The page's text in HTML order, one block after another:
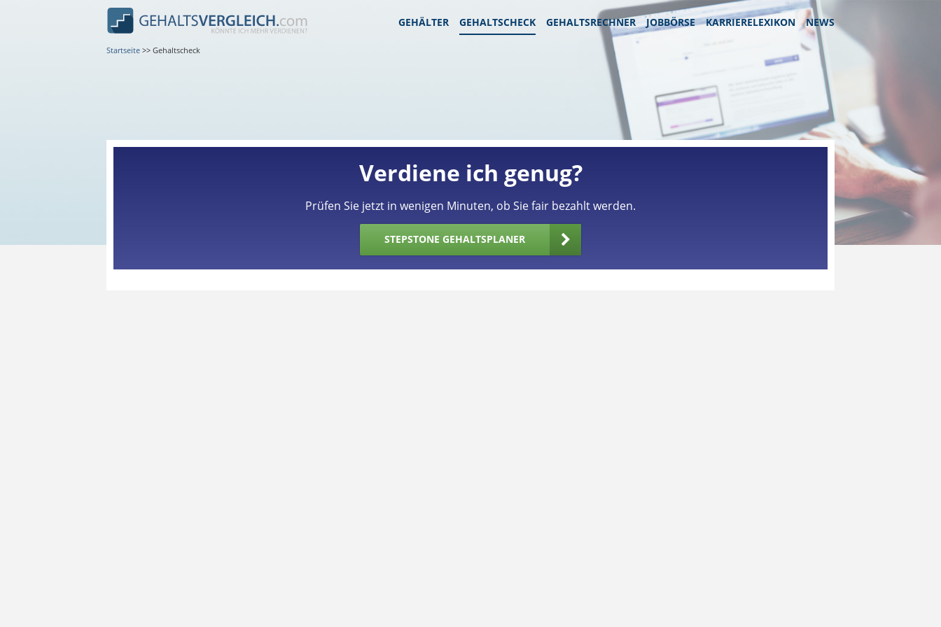
GEHÄLTER GEHALTSCHECK GEHALTSRECHNER JOBBÖRSE KARRIERELEXIKON NEWS
Startseite >> Gehaltscheck
Verdiene ich genug?
Prüfen Sie jetzt in wenigen Minuten, ob Sie fair bezahlt werden.
STEPSTONE GEHALTSPLANER